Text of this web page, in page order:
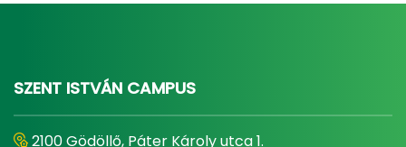
SZENT ISTVÁN CAMPUS
2100 Gödöllő, Páter Károly utca 1.